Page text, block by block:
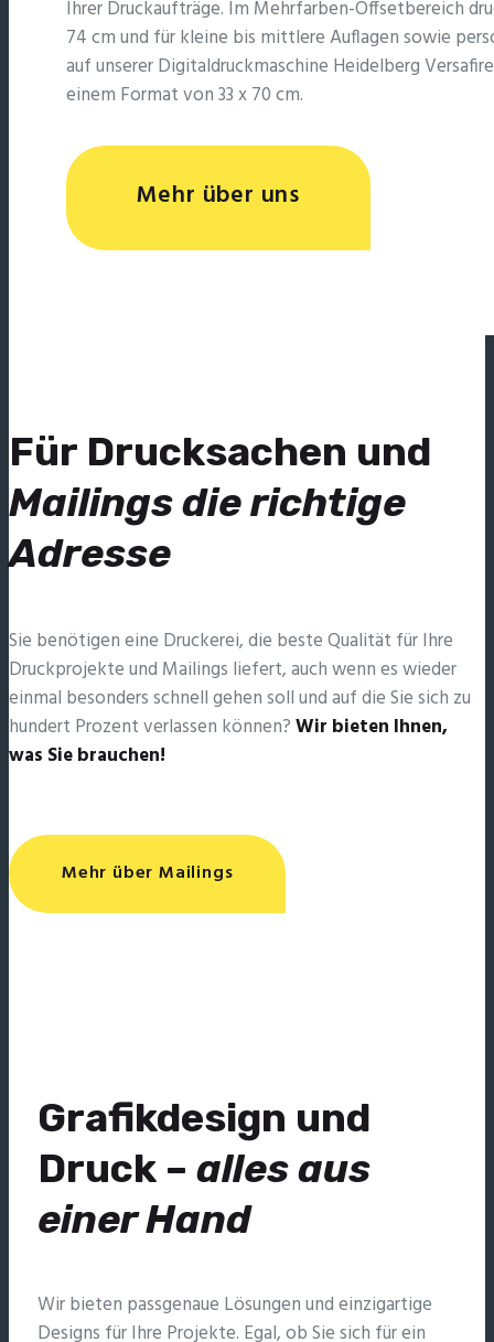
Ihrer Druckaufträge. Im Mehrfarben-Offsetbereich
74 cm und für kleine bis mittlere Auflagen sowie
auf unserer Digitaldruckmaschine Heidelberg
einem Format von 33 x 70 cm.
Mehr über uns
Für Drucksachen und
Mailings die richtige
Adresse
Sie benötigen eine Druckerei, die beste ­Qualität für Ihre
Druckprojekte und Mailings liefert, auch wenn es wieder
einmal besonders schnell gehen soll und auf die Sie sich zu
hundert Prozent verlassen können?Wir bieten Ihnen,
was Sie brauchen!
Mehr über Mailings
Grafikdesign und
Druck – alles aus
einer Hand
Wir bieten passgenaue Lösungen und einzig­artige
Designs für Ihre Projekte. Egal, ob Sie sich für ein